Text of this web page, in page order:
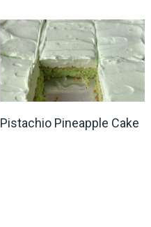
Pistachio Pineapple Cake